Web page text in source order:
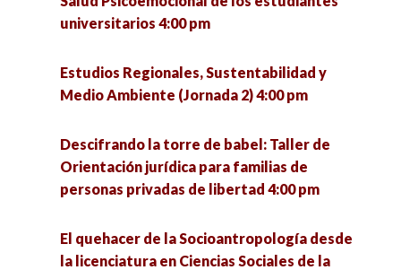
¿Qué se investiga hoy en un doctorado en
Seminario «La utopía política» (1a sesión) 6:00
VII Jornadas de Políticas Públicas ante los
desafíos urbanos. Riesgos, cultura y
y paradigmas educativos. 5:00 pm
del modelo de reinserción social en el CERESO
Hermosillo I 5:00 pm
retrospectiva desde México prehispánico
perspectiva hasta la 4T. 5:00 pm
universitarios 4:00 pm
Estudios Regionales, Sustentabilidad y
Medio Ambiente (Jornada 2) 4:00 pm
Descifrando la torre de babel: Taller de
Orientación jurídica para familias de
personas privadas de libertad 4:00 pm
El quehacer de la Socioantropología desde
la licenciatura en Ciencias Sociales de la